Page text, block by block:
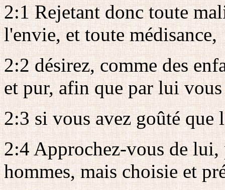
2:1 Rejetant donc toute
l'envie, et toute médisance,
2:2 désirez, comme des
et pur, afin que par lui
2:3 si vous avez goûté que
2:4 Approchez-vous de
hommes, mais choisie et